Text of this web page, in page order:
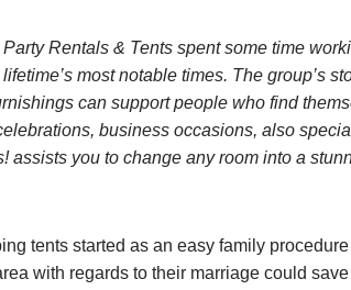
Rentals & Tents spent some time
most notable times. The group’s
can support people who find
business occasions, also
assists you to change any room into a
tents started as an easy family
with regards to their marriage could